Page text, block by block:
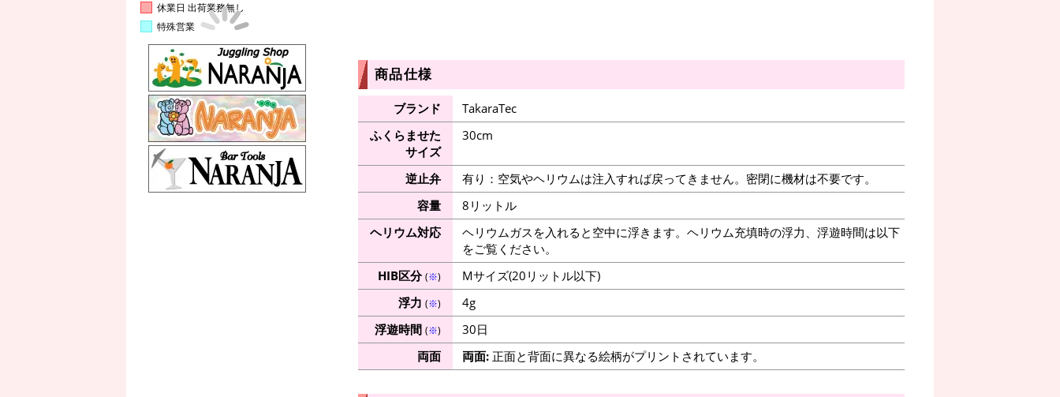
休業日 出荷業務無し
特殊営業
商品仕様
ブランド
TakaraTec
ふくらませた
サイズ
30cm
逆止弁
有り：空気やヘリウムは注入すれば戻ってきません。密閉に機材は不要です。
容量
8リットル
ヘリウム対応
ヘリウムガスを入れると空中に浮きます。ヘリウム充填時の浮力、浮遊時間は以下
をご覧ください。
HIB区分(※)
Mサイズ(20リットル以下)
浮力 (※)
4g
浮遊時間 (※)
30日
両面
両面:正面と背面に異なる絵柄がプリントされています。